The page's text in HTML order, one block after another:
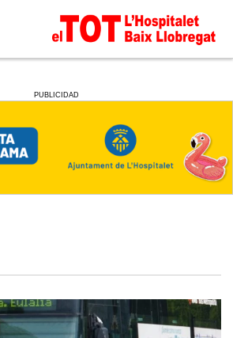
PUBLICIDAD